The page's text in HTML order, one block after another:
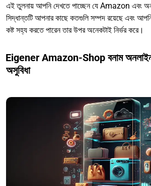
এই তুলনায় আপনি দেখতে পাচ্ছেন যে Amazon এবং
সিদ্ধান্তটি আপনার কাছে কতগুলি সম্পদ রয়েছে এবং
কষ্ট সহ্য করতে পারেন তার উপর অনেকটাই নির্ভর করে।
Eigener Amazon-Shop বনাম
অসুবিধা